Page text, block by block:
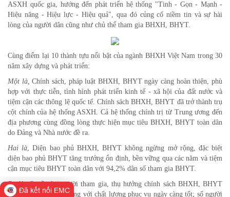
ASXH quốc gia, hướng đến phát triển hệ thống "Tinh - Gọn - Mạnh -
Hiệu năng - Hiệu lực - Hiệu quả", qua đó củng cố niềm tin và sự hài
lòng của người dân cũng như chủ thể tham gia BHXH, BHYT.
Cùng điểm lại 10 thành tựu nổi bật của ngành BHXH Việt Nam trong 30
năm xây dựng và phát triển:
Một là, Chính sách, pháp luật BHXH, BHYT ngày càng hoàn thiện, phù
hợp với thực tiễn, tình hình phát triển kinh tế - xã hội của đất nước và
tiệm cận các thông lệ quốc tế. Chính sách BHXH, BHYT đã trở thành trụ
cột chính của hệ thống ASXH. Cả hệ thống chính trị từ Trung ương đến
địa phương cùng đồng lòng thực hiện mục tiêu BHXH, BHYT toàn dân
do Đảng và Nhà nước đề ra.
Hai là, Diện bao phủ BHXH, BHYT không ngừng mở rộng, đặc biệt
diện bao phủ BHYT tăng trưởng ổn định, bền vững qua các năm và tiệm
cận mục tiêu BHYT toàn dân với 94,2% dân số tham gia BHYT.
Ba là,Quyền lợi người tham gia, thụ hưởng chính sách BHXH, BHYT
ngày càng được mở rộng với chất lượng phục vụ ngày càng tốt; số người
Đã kết nối EMC